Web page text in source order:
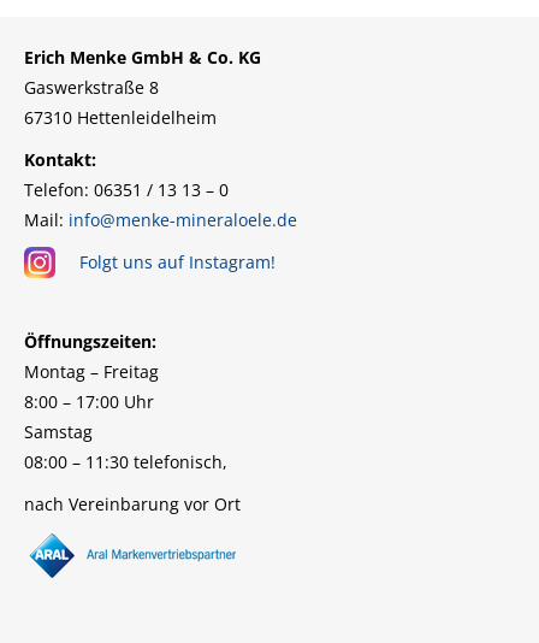
Erich Menke GmbH & Co. KG
Gaswerkstraße 8
67310 Hettenleidelheim
Kontakt:
Telefon: 06351 / 13 13 – 0
Mail: info@menke-mineraloele.de
Folgt uns auf Instagram!
Öffnungszeiten:
Montag – Freitag
8:00 – 17:00 Uhr
Samstag
08:00 – 11:30 telefonisch,
nach Vereinbarung vor Ort